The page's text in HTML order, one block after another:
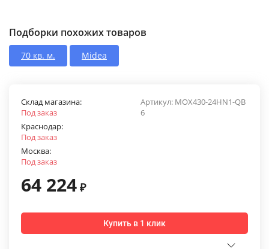
Подборки похожих товаров
70 кв. м. Midea
Артикул: MOX430-24HN1-QB
6
Склад магазина:
Под заказ
Краснодар:
Под заказ
Москва:
Под заказ
64 224 ₽
Купить в 1 клик